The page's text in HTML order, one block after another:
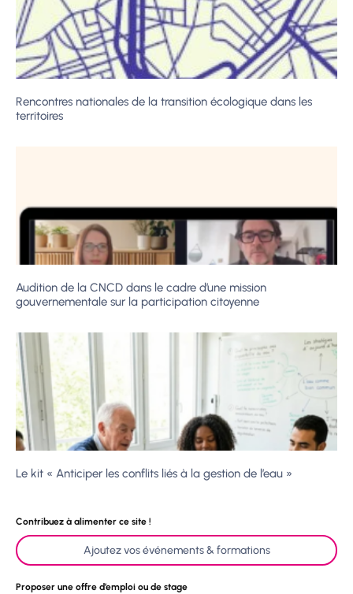
Rencontres nationales de la transition écologique dans les
territoires
Audition de la CNCD dans le cadre d’une mission
gouvernementale sur la participation citoyenne
Le kit « Anticiper les conflits liés à la gestion de l’eau »
Contribuez à alimenter ce site !
Ajoutez vos événements & formations
Proposer une offre d’emploi ou de stage